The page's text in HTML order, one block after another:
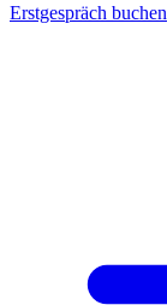
Erstgespräch buchen